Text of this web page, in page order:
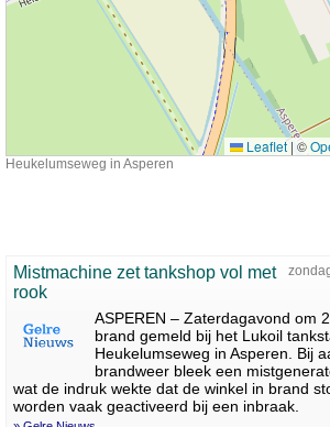
Leaflet | ©
Heukelumseweg in Asperen
Mistmachine zet tankshop vol met
rook
ASPEREN – Zaterdagavond om
brand gemeld bij het Lukoil
Heukelumseweg in Asperen. Bij
brandweer bleek een
wat de indruk wekte dat de winkel in brand
worden vaak geactiveerd bij een inbraak.